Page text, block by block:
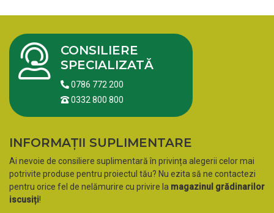
CONSILIERE
SPECIALIZATĂ
0786 772 200
0332 800 800
INFORMAȚII SUPLIMENTARE
Ai nevoie de consiliere suplimentară în privința alegerii celor mai
potrivite produse pentru proiectul tău? Nu ezita să ne contactezi
pentru orice fel de nelămurire cu privire la magazinul grădinarilor
iscusiți!